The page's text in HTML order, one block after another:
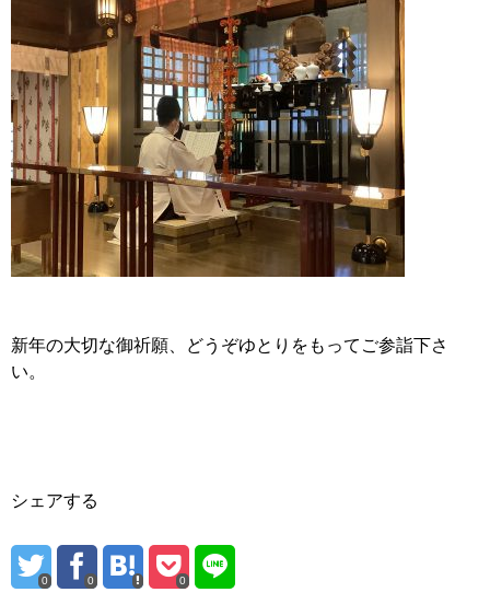
新年の大切な御祈願、どうぞゆとりをもってご参詣下さ
い。
シェアする
0 0 0